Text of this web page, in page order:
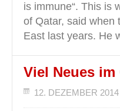
is immune“. This is
of Qatar, said when
East last years. He
Viel Neues
12. DEZEMBER 2014